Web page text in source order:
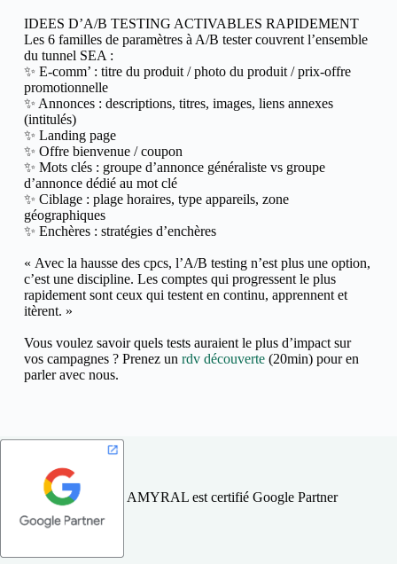
IDEES D’A/B TESTING ACTIVABLES RAPIDEMENT
Les 6 familles de paramètres à A/B tester couvrent l’ensemble
du tunnel SEA :
✨ E-comm’ : titre du produit / photo du produit / prix-offre
promotionnelle
✨ Annonces : descriptions, titres, images, liens annexes
(intitulés)
✨ Landing page
✨ Offre bienvenue / coupon
✨ Mots clés : groupe d’annonce généraliste vs groupe
d’annonce dédié au mot clé
✨ Ciblage : plage horaires, type appareils, zone
géographiques
✨ Enchères : stratégies d’enchères
« Avec la hausse des cpcs, l’A/B testing n’est plus une option,
c’est une discipline. Les comptes qui progressent le plus
rapidement sont ceux qui testent en continu, apprennent et
itèrent. »
Vous voulez savoir quels tests auraient le plus d’impact sur
vos campagnes ? Prenez un rdv découverte(20min) pour en
parler avec nous.
AMYRAL est certifié Google Partner